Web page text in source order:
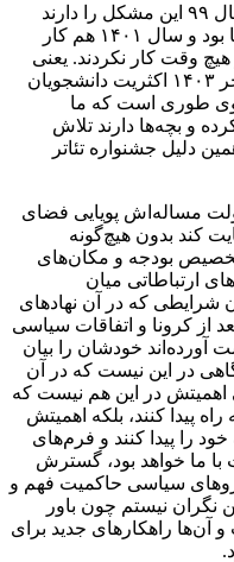
شنیده‌ام ورودی‌های سال ۹۹ این مشکل را دارند
چون سه ترم اول تحصیل‌شان در کرونا بود و سال ۱۴۰۱ هم کار
وقت کار نکردند. یعنی
ورودی با ورودی متفاوت است. از اواخر ۱۴۰۳ اکثریت دانشجویان
طوری است که ما
و بچه‌ها دارند تلاش
دلیل جشنواره تئاتر
مساله‌اش پویایی فضای
کند بدون هیچ‌گونه
تخصیص بودجه و مکان‌های
ارتباطاتی میان
شرایطی که در آن نهادهای
از کرونا و اتفاقات سیاسی
به دست آورده‌اند خودشان را بیان
در این نیست که در آن
اهمیتش در این هم نیست که
راه پیدا کنند، بلکه اهمیتش
را پیدا ‌کنند و فرم‌های
با ما خواهد بود، گسترش
سیاسی حاکمیت فهم و
نیستم چون باور
و آن‌ها راهکارهای جدید برای